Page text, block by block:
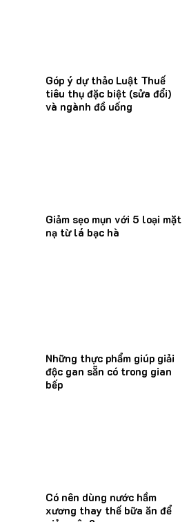
Góp ý dự thảo Luật Thuế
tiêu thụ đặc biệt (sửa đổi)
và ngành đồ uống
Giảm sẹo mụn với 5 loại mặt
nạ từ lá bạc hà
Những thực phẩm giúp giải
độc gan sẵn có trong gian
bếp
Có nên dùng nước hầm
xương thay thế bữa ăn để